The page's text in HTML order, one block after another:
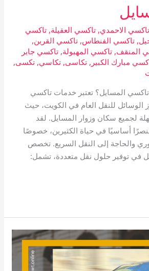
تاكسي الاحمدي,تاكسي العقيلة,تاكسي
,تاكسي الفنطاس,تاكسي القرين,
المنقف,تاكسي المهبولة,تاكسي جابر
مبارك الكبير ,تكاسى,تكاسي,تكسى,
المسايل؟ تعتبر خدمات تاكسي
الوسائل للنقل العام في الكويت، حيث
لجميع سكان وزوار المسايل. لقد
أساسيًا في حياة الكثيرين، خصوصًا
والحاجة إلى النقل السريع. تخصص
في توفير حلول نقل متعددة، تشمل: